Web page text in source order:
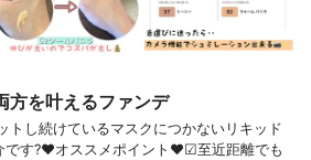
方を叶えるファンデ
トし続けているマスクにつかないリキッド
です?❤︎オススメポイント❤︎☑︎至近距離でも